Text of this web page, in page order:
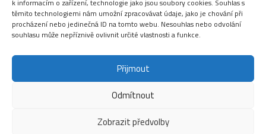
k informacím o zařízení, technologie jako jsou soubory cookies. Souhlas s
těmito technologiemi nám umožní zpracovávat údaje, jako je chování při
procházení nebo jedinečná ID na tomto webu. Nesouhlas nebo odvolání
souhlasu může nepříznivě ovlivnit určité vlastnosti a funkce.
Přijmout
Odmítnout
Zobrazit předvolby
Česká lokalizace
Fotografie Audio
Copyright © 2026Média IKSŽ. All rights reserved.
Theme: ColorMag Pro byThemeGrill. Drevet av